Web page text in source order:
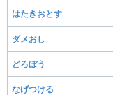
はたきおとす
ダメおし
どろぼう
なげつける